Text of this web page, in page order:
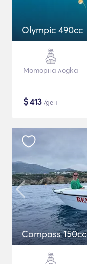
Olympic 490cc
Моторна лодка
$413 /ден
Compass 150cc